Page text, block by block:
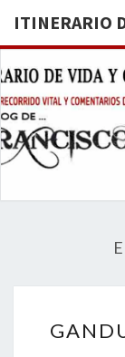
ITINERARIO